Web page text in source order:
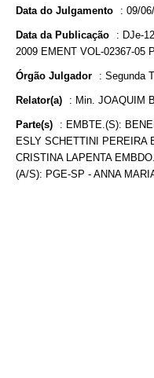
Data do Julgamento : 09/
Data da Publicação : DJe-
2009 EMENT VOL-02367-05
Órgão Julgador : Segunda
Relator(a) : Min. JOAQUIM
Parte(s) : EMBTE.(S):
ESLY SCHETTINI PEREIRA
CRISTINA LAPENTA
(A/S): PGE-SP - ANNA